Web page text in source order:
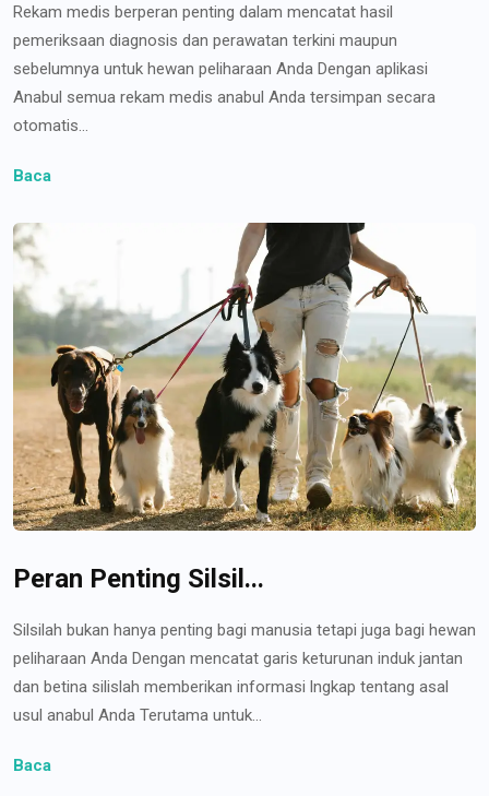
Rekam medis berperan penting dalam mencatat hasil
pemeriksaan diagnosis dan perawatan terkini maupun
sebelumnya untuk hewan peliharaan Anda Dengan aplikasi
Anabul semua rekam medis anabul Anda tersimpan secara
otomatis...
Baca
Peran Penting Silsil...
Silsilah bukan hanya penting bagi manusia tetapi juga bagi hewan
peliharaan Anda Dengan mencatat garis keturunan induk jantan
dan betina silislah memberikan informasi lngkap tentang asal
usul anabul Anda Terutama untuk...
Baca